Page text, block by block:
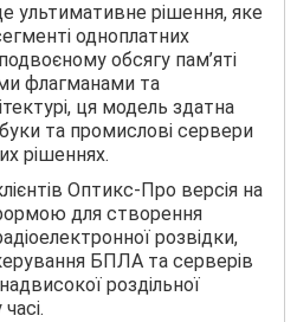
ультимативне рішення, яке
одноплатних
обсягу пам’яті
флагманами та
ця модель здатна
та промислові сервери
рішеннях.
Оптикс-Про версія на
для створення
розвідки,
БПЛА та серверів
роздільної